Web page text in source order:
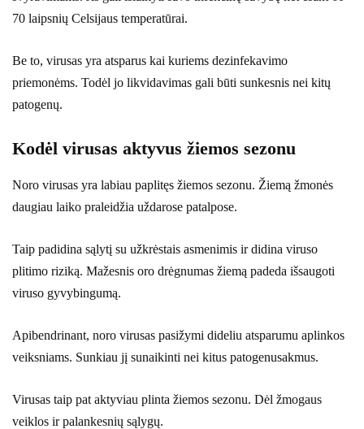
70 laipsnių Celsijaus temperatūrai.
Be to, virusas yra atsparus kai kuriems dezinfekavimo
priemonėms. Todėl jo likvidavimas gali būti sunkesnis nei kitų
patogenų.
Kodėl virusas aktyvus žiemos sezonu
Noro virusas yra labiau paplitęs žiemos sezonu. Žiemą žmonės
daugiau laiko praleidžia uždarose patalpose.
Taip padidina sąlytį su užkrėstais asmenimis ir didina viruso
plitimo riziką. Mažesnis oro drėgnumas žiemą padeda išsaugoti
viruso gyvybingumą.
Apibendrinant, noro virusas pasižymi dideliu atsparumu aplinkos
veiksniams. Sunkiau jį sunaikinti nei kitus patogenusakmus.
Virusas taip pat aktyviau plinta žiemos sezonu. Dėl žmogaus
veiklos ir palankesnių sąlygų.